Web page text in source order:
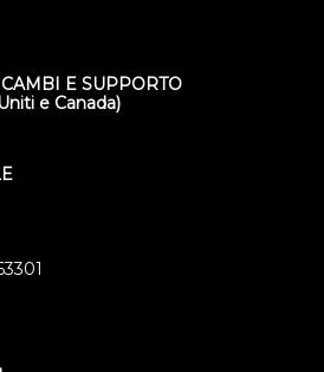
E SUPPORTO
e Canada)